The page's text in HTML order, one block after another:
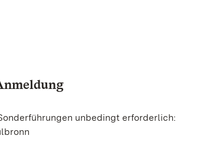
unbedingt erforderlich: